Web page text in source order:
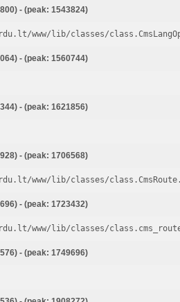
- (peak: 1543824)
www/lib/classes/
- (peak: 1560744)
- (peak: 1621856)
- (peak: 1706568)
www/lib/classes/
- (peak: 1723432)
www/lib/classes/
- (peak: 1749696)